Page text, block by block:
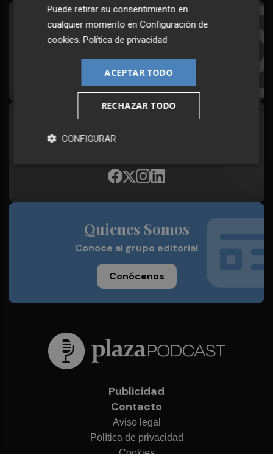
Suscríbete al Boletín
Todos los días a primera hora en tu email
¡Quiero suscribirme!
Plaza Podcast, desde cualquier medio
Quienes Somos
Conoce al grupo editorial
Conócenos
Publicidad
Contacto
Aviso legal
Política de privacidad
Cookies
Puede retirar su consentimiento en
cualquier momento enConfiguración de
cookies .Política de privacidad
ACEPTAR TODO
RECHAZAR TODO
CONFIGURAR